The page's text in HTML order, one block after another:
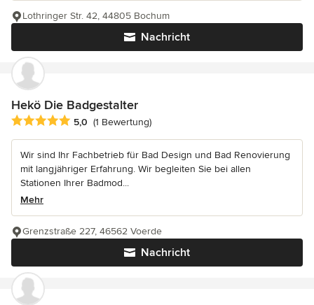
Nachricht
Lothringer Str. 42, 44805 Bochum
Hekö Die Badgestalter
Durchschnittliche Bewertung: 5 von 5 Sternen
5,0 (1 Bewertung)
Wir sind Ihr Fachbetrieb für Bad Design und Bad Renovierung
mit langjähriger Erfahrung. Wir begleiten Sie bei allen
Stationen Ihrer Badmod...
Mehr
Nachricht
Grenzstraße 227, 46562 Voerde